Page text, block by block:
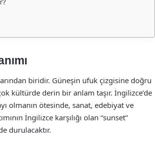
biridir. Güneşin ufuk çizgisine doğru
kültürde derin bir anlam taşır. İngilizce’de
olmanın ötesinde, sanat, edebiyat ve
İngilizce karşılığı olan “sunset”
durulacaktır.